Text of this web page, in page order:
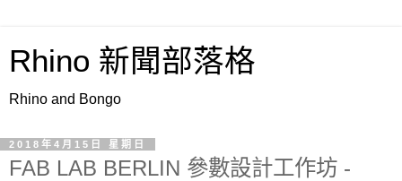
Rhino 新聞部落格
Rhino and Bongo
2018年4月15日 星期日
FAB LAB BERLIN 參數設計工作坊 -